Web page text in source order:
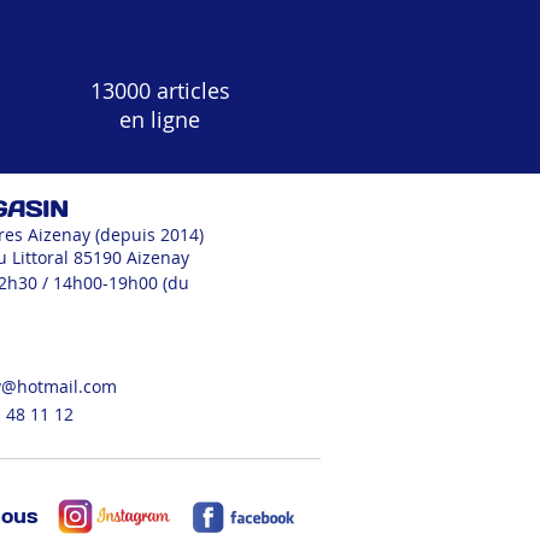
13000 articles
en ligne
Aizenay (depuis 2014)
Littoral 85190 Aizenay
/ 14h00-19h00 (du
48 11 12